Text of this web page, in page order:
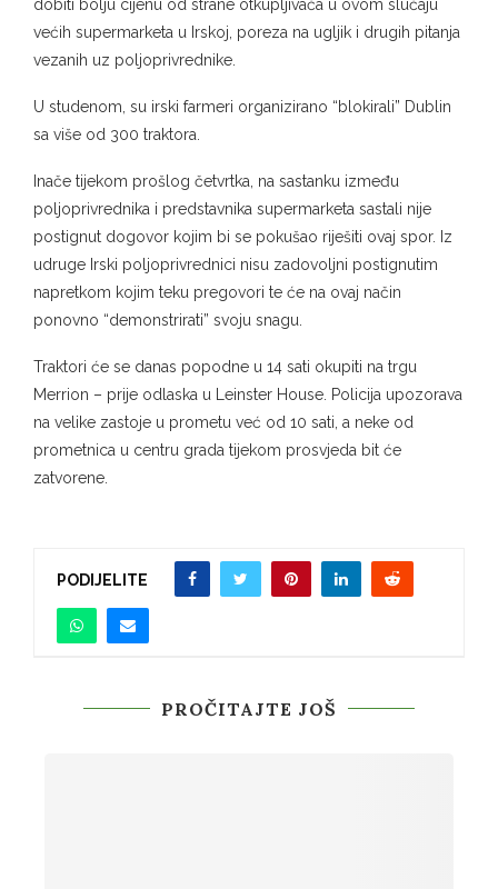
dobiti bolju cijenu od strane otkupljivača u ovom slučaju
većih supermarketa u Irskoj, poreza na ugljik i drugih pitanja
vezanih uz poljoprivrednike.
U studenom, su irski farmeri organizirano “blokirali” Dublin
sa više od 300 traktora.
Inače tijekom prošlog četvrtka, na sastanku između
poljoprivrednika i predstavnika supermarketa sastali nije
postignut dogovor kojim bi se pokušao riješiti ovaj spor. Iz
udruge Irski poljoprivrednici nisu zadovoljni postignutim
napretkom kojim teku pregovori te će na ovaj način
ponovno “demonstrirati” svoju snagu.
Traktori će se danas popodne u 14 sati okupiti na trgu
Merrion – prije odlaska u Leinster House. Policija upozorava
na velike zastoje u prometu već od 10 sati, a neke od
prometnica u centru grada tijekom prosvjeda bit će
zatvorene.
PODIJELITE
PROČITAJTE JOŠ